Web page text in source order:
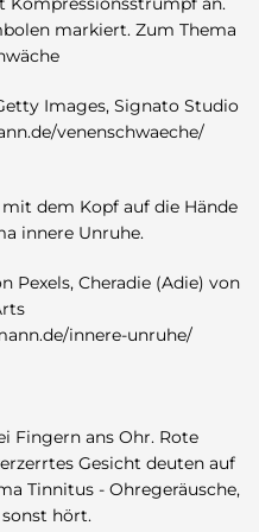
Images, Signato Studio
venenschwaeche/
Pexels, Cheradie (Adie) von
innere-unruhe/